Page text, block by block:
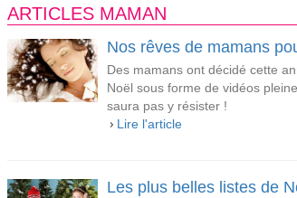
ARTICLES MAMAN
Nos rêves de mamans
Des mamans ont décidé cette
Noël sous forme de vidéos
saura pas y résister !
Lire l'article
Les plus belles listes de